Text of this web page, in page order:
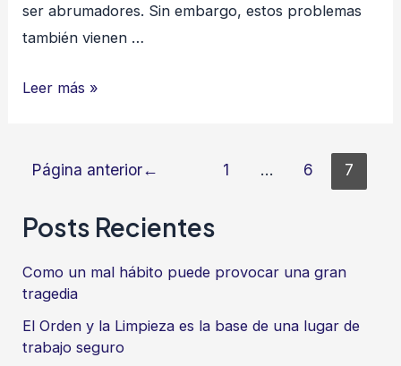
ser abrumadores. Sin embargo, estos problemas
también vienen …
“Enfrentando
búsqueda
de
Leer más »
Paginación
entradas
Página anterior 1 … 6 7
Posts Recientes
Como un mal hábito puede provocar una gran
tragedia
El Orden y la Limpieza es la base de una lugar de
trabajo seguro